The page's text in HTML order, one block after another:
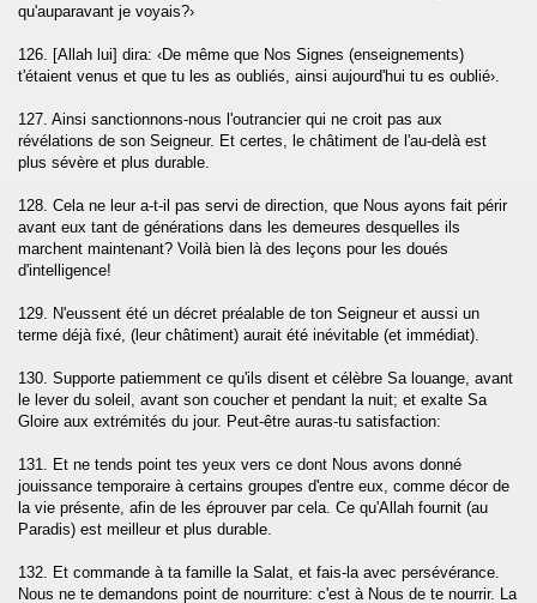
qu'auparavant je voyais?›
126. [Allah lui] dira: ‹De même que Nos Signes (enseignements)
t'étaient venus et que tu les as oubliés, ainsi aujourd'hui tu es oublié›.
127. Ainsi sanctionnons-nous l'outrancier qui ne croit pas aux
révélations de son Seigneur. Et certes, le châtiment de l'au-delà est
plus sévère et plus durable.
128. Cela ne leur a-t-il pas servi de direction, que Nous ayons fait périr
avant eux tant de générations dans les demeures desquelles ils
marchent maintenant? Voilà bien là des leçons pour les doués
d'intelligence!
129. N'eussent été un décret préalable de ton Seigneur et aussi un
terme déjà fixé, (leur châtiment) aurait été inévitable (et immédiat).
130. Supporte patiemment ce qu'ils disent et célèbre Sa louange, avant
le lever du soleil, avant son coucher et pendant la nuit; et exalte Sa
Gloire aux extrémités du jour. Peut-être auras-tu satisfaction:
131. Et ne tends point tes yeux vers ce dont Nous avons donné
jouissance temporaire à certains groupes d'entre eux, comme décor de
la vie présente, afin de les éprouver par cela. Ce qu'Allah fournit (au
Paradis) est meilleur et plus durable.
132. Et commande à ta famille la Salat, et fais-la avec persévérance.
Nous ne te demandons point de nourriture: c'est à Nous de te nourrir. La